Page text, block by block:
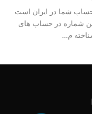
شما در ایران است
شماره در حساب های